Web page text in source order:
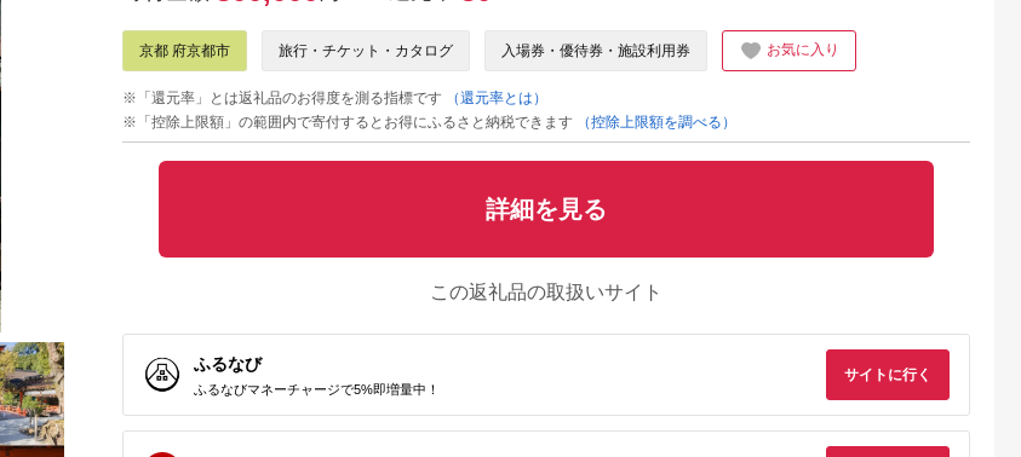
京都 府京都市 旅行・チケット・カタログ 入場券・優待券・施設利用券 お気に入り
※「還元率」とは返礼品のお得度を測る指標です
（還元率とは）
※「控除上限額」の範囲内で寄付するとお得にふるさと納税できます
（控除上限額を調べる）
詳細を見る
この返礼品の取扱いサイト
ふるなび
ふるなびマネーチャージで5%即増量中！
サイトに行く